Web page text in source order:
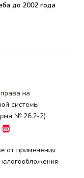
до 2002 года
на
системы
№ 26.2-2)
от применения